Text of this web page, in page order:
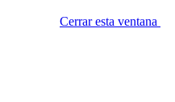
Cerrar esta ventana